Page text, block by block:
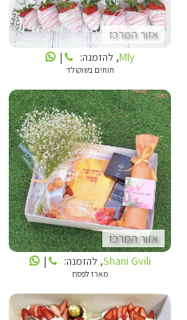
אזור המרכז
Mly, להזמנה: |
תותים בשוקולד
אזור המרכז
SHANI GVILI
Shani Gvili, להזמנה: |
מארז לפסח